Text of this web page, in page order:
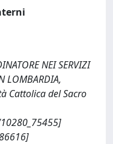
NEI SERVIZI
LOMBARDIA,
Cattolica del Sacro